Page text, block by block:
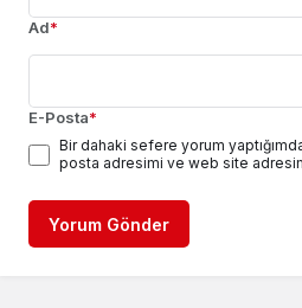
Ad*
E-Posta*
Bir dahaki sefere yorum
posta adresimi ve web site
Yorum Gönder